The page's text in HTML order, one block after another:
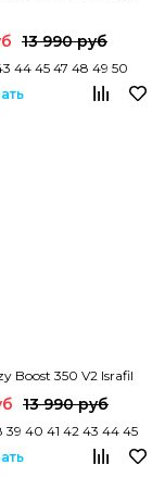
13 990 руб
44 45 47 48 49 50
Boost 350 V2 Israfil
13 990 руб
39 40 41 42 43 44 45